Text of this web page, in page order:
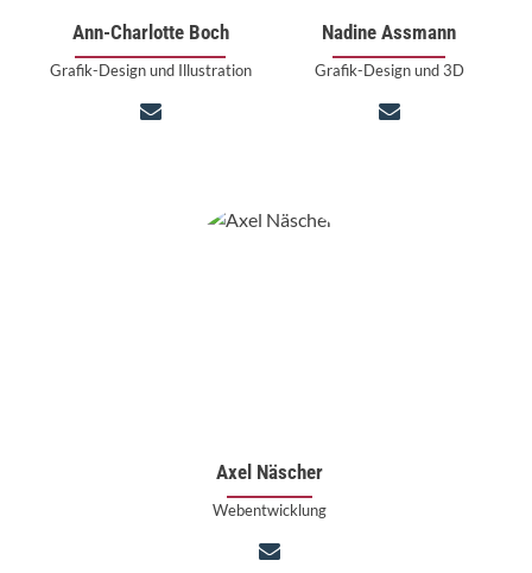
Ann-Charlotte Boch
Grafik-Design und Illustration
Nadine Assmann
Grafik-Design und 3D
Axel Näscher
Webentwicklung